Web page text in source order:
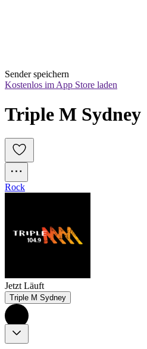
Sender speichern
Kostenlos im App Store laden
Triple M Sydney
Rock
Jetzt Läuft
Triple M Sydney